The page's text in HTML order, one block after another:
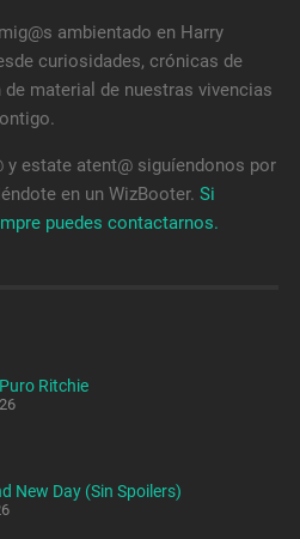
ambientado en Harry
curiosidades, crónicas de
material de nuestras vivencias
y estate atent@ siguíendonos por
en un WizBooter. Si
puedes contactarnos.
Ritchie
New Day (Sin Spoilers)